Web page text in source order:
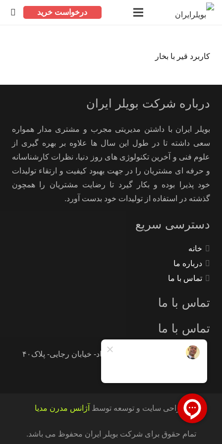
درخواست خرید
کاربرد قیر با بخار
درباره شرکت بویلر ایران
بویلر ایران با داشتن مدیریتی مجرب و مشتری مدار همواره
سعی داشته تا در طول این سال ها علاوه بر بهره گیری از
علوم فنی و آخرین تکنولوژی های روز دنیا، نظرات کارشناسانه
و حرفه ای مشتریان را در جهت بهبود کیفیت و ارتقاء تولیدات
خود پذیرا بوده و بکار گیرد تا رضایت مشتریان را همچون
گذشته در استفاده از تولیدات خود بدست آورد.
دسترسی سریع
خانه
درباره ما
تماس با ما
تماس با ما
تماس با ما
تهران -جاده خاوران -خاتون آباد- خیابان رجایی- پلاک۴۰
طراحی سایت و توسعه توسط آژانس مدرن مدیا
تمام حقوق برای شرکت بویلر ایران محفوظ می باشد.